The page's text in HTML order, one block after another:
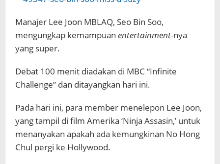
Manajer Lee Joon MBLAQ, Seo Bin Soo,
mengungkap kemampuan entertainment-nya
yang super.
Debat 100 menit diadakan di MBC “Infinite
Challenge” dan ditayangkan hari ini.
Pada hari ini, para member menelepon Lee Joon,
yang tampil di film Amerika ‘Ninja Assasin,’ untuk
menanyakan apakah ada kemungkinan No Hong
Chul pergi ke Hollywood.